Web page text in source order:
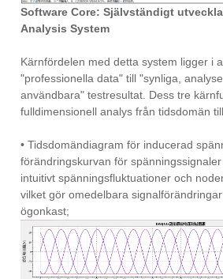
Software Core: Självständigt
Analysis System
Kärnfördelen med detta system ligger i
"professionella data" till "synliga,
användbara" testresultat. Dess tre
fulldimensionell analys från tidsdomän
• Tidsdomändiagram för inducerad
förändringskurvan för
intuitivt spänningsfluktuationer och
vilket gör omedelbara
ögonkast;